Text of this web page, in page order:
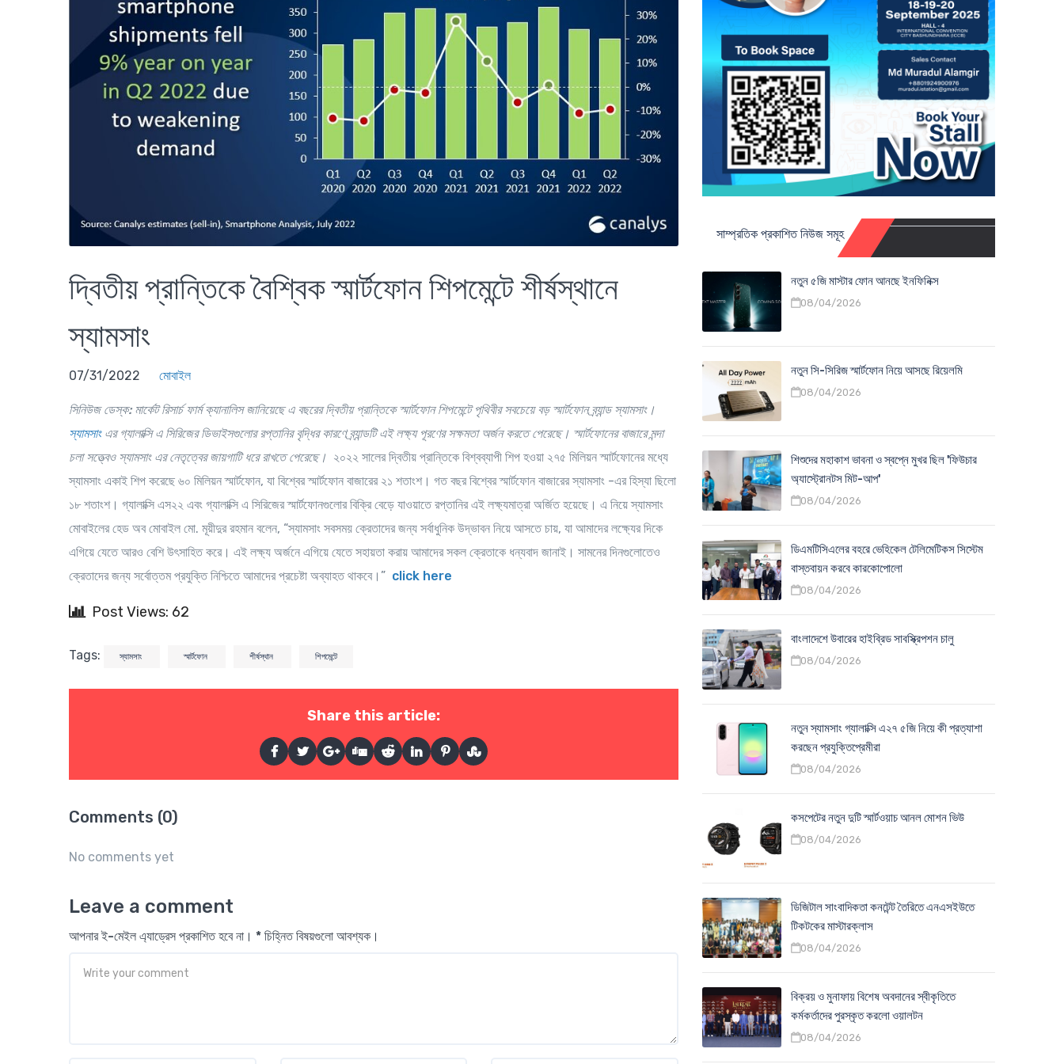
দ্বিতীয় প্রান্তিকে বৈশ্বিক স্মার্টফোন শিপমেন্টে শীর্ষস্থানে
স্যামসাং
07/31/2022 মোবাইল
সিনিউজ ডেস্ক:মার্কেট রিসার্চ ফার্ম ক্যানালিস জানিয়েছে এ বছরের দ্বিতীয় প্রান্তিকে স্মার্টফোনশিপমেন্টেপৃথিবীর সবচেয়ে বড় স্মার্টফোন ব্র্যান্ড স্যামসাং।
স্যামসাংএর গ্যালাক্সি এ সিরিজের ডিভাইসগুলোর রপ্তানির বৃদ্ধির কারণে ব্র্যান্ডটি এই লক্ষ্য পূরণের সক্ষমতা অর্জন করতে পেরেছে। স্মার্টফোনের বাজারে মন্দা
চলা সত্ত্বেও স্যামসাং এর নেতৃত্বের জায়গাটি ধরে রাখতে পেরেছে। ২০২২ সালের দ্বিতীয় প্রান্তিকে বিশ্বব্যাপী শিপ হওয়া ২৭৫ মিলিয়ন স্মার্টফোনের মধ্যে
স্যামসাং একাই শিপ করেছে ৬০ মিলিয়ন স্মার্টফোন, যা বিশ্বের স্মার্টফোন বাজারের ২১ শতাংশ। গত বছর বিশ্বের স্মার্টফোন বাজারের স্যামসাং -এর হিস্যা ছিলো
১৮ শতাংশ। গ্যালাক্সি এস২২ এবং গ্যালাক্সি এ সিরিজের স্মার্টফোনগুলোর বিক্রি বেড়ে যাওয়াতে রপ্তানির এই লক্ষ্যমাত্রা অর্জিত হয়েছে। এ নিয়ে স্যামসাং
মোবাইলের হেড অব মোবাইল মো. মূয়ীদুর রহমান বলেন, “স্যামসাং সবসময় ক্রেতাদের জন্য সর্বাধুনিক উদ্ভাবন নিয়ে আসতে চায়, যা আমাদের লক্ষ্যের দিকে
এগিয়ে যেতে আরও বেশি উৎসাহিত করে। এই লক্ষ্য অর্জনে এগিয়ে যেতে সহায়তা করায় আমাদের সকল ক্রেতাকে ধন্যবাদ জানাই। সামনের দিনগুলোতেও
ক্রেতাদের জন্য সর্বোত্তম প্রযুক্তি নিশ্চিতে আমাদের প্রচেষ্টা অব্যাহত থাকবে।” click here
Post Views: 62
Tags: স্যামসাং স্মার্টফোন শীর্ষস্থান শিপমেন্টে
Share this article:
Comments (0)
No comments yet
Leave a comment
আপনার ই-মেইল এ্যাড্রেস প্রকাশিত হবে না। * চিহ্নিত বিষয়গুলো আবশ্যক।
সাম্প্রতিক প্রকাশিত নিউজ সমূহ
নতুন ৫জি মাস্টার ফোন আনছে ইনফিনিক্স
08/04/2026
নতুন সি-সিরিজ স্মার্টফোন নিয়ে আসছে রিয়েলমি
08/04/2026
শিশুদের মহাকাশ ভাবনা ও স্বপ্নে মুখর ছিল 'ফিউচার
অ্যাস্ট্রোনটস মিট-আপ'
08/04/2026
ডিএমটিসিএলের বহরে ভেহিকেল টেলিমেটিকস সিস্টেম
বাস্তবায়ন করবে কারকোপোলো
08/04/2026
বাংলাদেশে উবারের হাইব্রিড সাবস্ক্রিপশন চালু
08/04/2026
নতুন স্যামসাং গ্যালাক্সি এ২৭ ৫জি নিয়ে কী প্রত্যাশা
করছেন প্রযুক্তিপ্রেমীরা
08/04/2026
কসপেটের নতুন দুটি স্মার্টওয়াচ আনল মোশন ভিউ
08/04/2026
ডিজিটাল সাংবাদিকতা কনটেন্ট তৈরিতে এনএসইউতে
টিকটকের মাস্টারক্লাস
08/04/2026
বিক্রয় ও মুনাফায় বিশেষ অবদানের স্বীকৃতিতে
কর্মকর্তাদের পুরস্কৃত করলো ওয়ালটন
08/04/2026